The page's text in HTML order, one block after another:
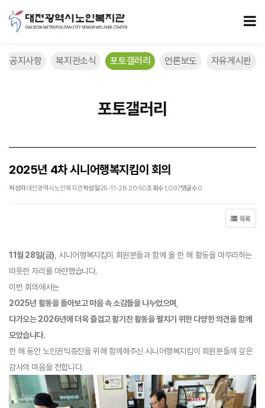
2025년 4차 시니어행복지킴이 회의 > 포토갤러리
공지사항 복지관소식 포토갤러리 언론보도 자유게시판
포토갤러리
2025년 4차 시니어행복지킴이 회의
작성자대전광역시노인복지관작성일25-11-28 20:50조회수1,097댓글수0
목록
11월 28일(금) , 시니어행복지킴이 회원분들과 함께 올 한 해 활동을 마무리하는
따뜻한 자리를 마련했습니다.
이번 회의에서는
2025년 활동을 돌아보고 마음 속 소감들을 나누었으며
다가오는 2026년에 더욱 즐겁고 활기찬 활동을 펼치기 위한 다양한 의견을 함께
모았습니다.
한 해 동안 노인권익증진을 위해 함께해주신 시니어행복지킴이 회원분들께 깊은
감사의 마음을 전합니다.